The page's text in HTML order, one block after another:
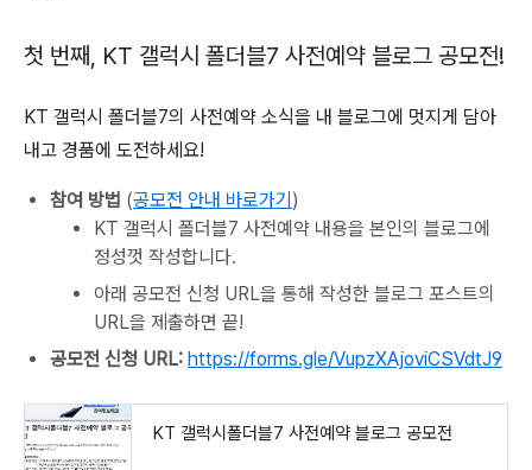
첫 번째, KT 갤럭시 폴더블7 사전예약 블로그 공모전!
KT 갤럭시 폴더블7의 사전예약 소식을 내 블로그에 멋지게 담아
내고 경품에 도전하세요!
참여 방법 (공모전 안내 바로가기)
KT 갤럭시 폴더블7 사전예약 내용을 본인의 블로그에
정성껏 작성합니다.
아래 공모전 신청 URL을 통해 작성한 블로그 포스트의
URL을 제출하면 끝!
공모전 신청 URL: https://forms.gle/VupzXAjoviCSVdtJ9
KT 갤럭시폴더블7 사전예약 블로그 공모전